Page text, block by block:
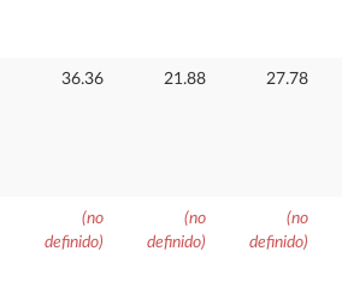
36.36 21.88 27.78
(no
definido)
(no
definido)
(no
definido)